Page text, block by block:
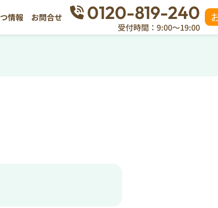
情報 お問合せ 0120-819-240
受付時間：9:00～19:00